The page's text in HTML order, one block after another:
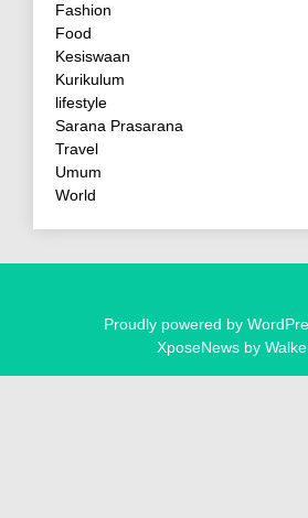
Fashion
Food
Kesiswaan
Kurikulum
lifestyle
Sarana Prasarana
Travel
Umum
World
Proudly powered by
XposeNews by